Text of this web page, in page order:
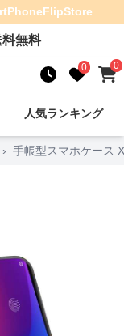
無料
0 0
人気ランキング
› 手帳型スマホケース